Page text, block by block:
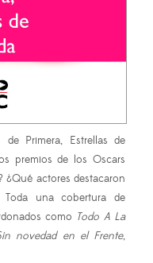
Primera, Estrellas de
premios de los Oscars
actores destacaron
una cobertura de
como Todo A La
novedad en el Frente,